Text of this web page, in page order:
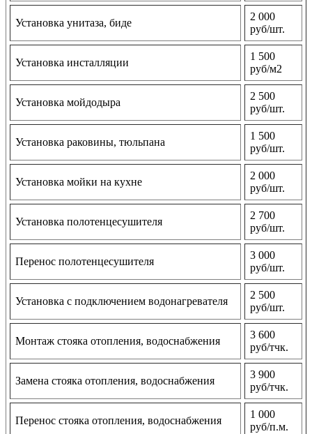
Установка унитаза, биде
2 000
руб/шт.
Установка инсталляции
1 500
руб/м2
Установка мойдодыра
2 500
руб/шт.
Установка раковины, тюльпана
1 500
руб/шт.
Установка мойки на кухне
2 000
руб/шт.
Установка полотенцесушителя
2 700
руб/шт.
Перенос полотенцесушителя
3 000
руб/шт.
Установка с подключением водонагревателя
2 500
руб/шт.
Монтаж стояка отопления, водоснабжения
3 600
руб/тчк.
Замена стояка отопления, водоснабжения
3 900
руб/тчк.
Перенос стояка отопления, водоснабжения
1 000
руб/п.м.